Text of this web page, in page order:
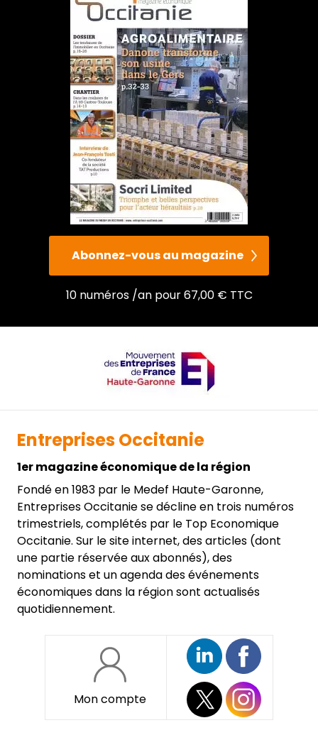
Abonnez-vous au magazine
10 numéros /an pour 67,00 € TTC
Entreprises Occitanie
1er magazine économique de la région
Fondé en 1983 par le Medef Haute-Garonne,
Entreprises Occitanie se décline en trois numéros
trimestriels, complétés par le Top Economique
Occitanie. Sur le site internet, des articles (dont
une partie réservée aux abonnés), des
nominations et un agenda des événements
économiques dans la région sont actualisés
quotidiennement.
Mon compte